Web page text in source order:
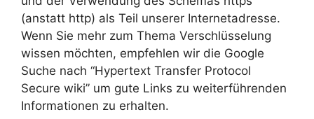
(anstatt http) als Teil unserer Internetadresse.
Wenn Sie mehr zum Thema Verschlüsselung
wissen möchten, empfehlen wir die Google
Suche nach “Hypertext Transfer Protocol
Secure wiki” um gute Links zu weiterführenden
Informationen zu erhalten.